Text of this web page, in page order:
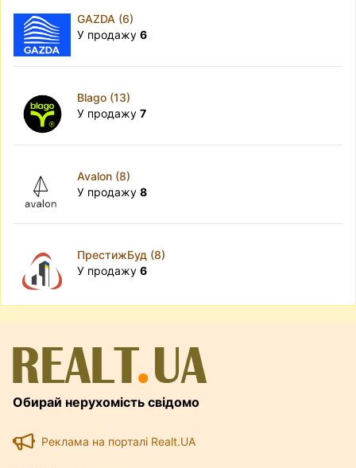
GAZDA (6)
У продажу 6
Blago (13)
У продажу 7
Avalon (8)
У продажу 8
ПрестижБуд (8)
У продажу 6
Обирай нерухомість свідомо
Реклама на порталі Realt.UA